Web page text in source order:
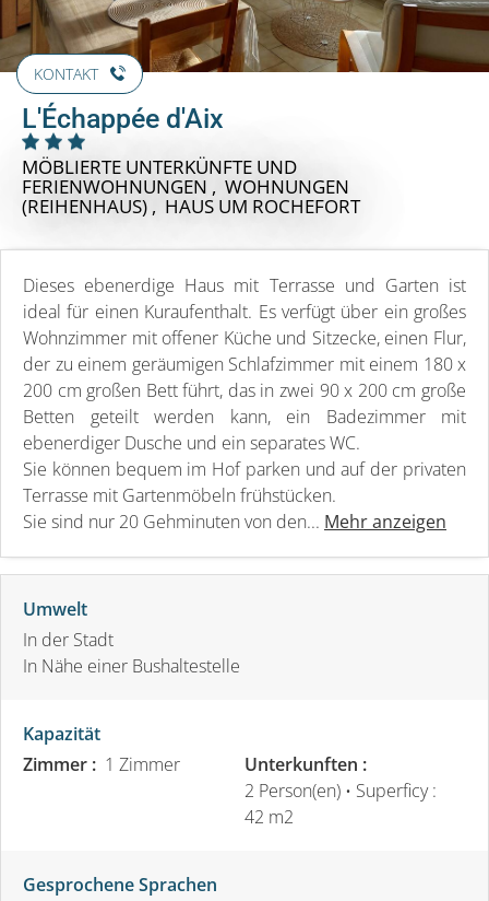
KONTAKT
L'Échappée d'Aix
MÖBLIERTE UNTERKÜNFTE UND
FERIENWOHNUNGEN , WOHNUNGEN
(REIHENHAUS) , HAUS UM ROCHEFORT
Dieses ebenerdige Haus mit Terrasse und Garten ist
ideal für einen Kuraufenthalt. Es verfügt über ein großes
Wohnzimmer mit offener Küche und Sitzecke, einen Flur,
der zu einem geräumigen Schlafzimmer mit einem 180 x
200 cm großen Bett führt, das in zwei 90 x 200 cm große
Betten geteilt werden kann, ein Badezimmer mit
ebenerdiger Dusche und ein separates WC.
Sie können bequem im Hof parken und auf der privaten
Terrasse mit Gartenmöbeln frühstücken.
Sie sind nur 20 Gehminuten von den... Mehr anzeigen
Umwelt
In der Stadt
In Nähe einer Bushaltestelle
Kapazität
Zimmer : 1 Zimmer
Unterkunften :
2 Person(en) • Superficy :
42 m2
Gesprochene Sprachen